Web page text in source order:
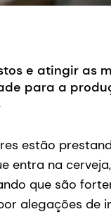
e atingir as
para a
estão
entra na
que são
alegações de